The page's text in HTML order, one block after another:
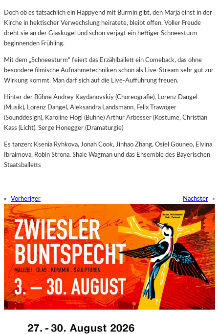
Doch ob es tatsächlich ein Happyend mit Burmin gibt, den Marja einst in der
Kirche in hektischer Verwechslung heiratete, bleibt offen. Voller Freude
dreht sie an der Glaskugel und schon verjagt ein heftiger Schneesturm
beginnenden Frühling.
Mit dem „Schneesturm“ feiert das Erzählballett ein Comeback, das ohne
besondere filmische Aufnahmetechniken schon als Live-Stream sehr gut zur
Wirkung kommt. Man darf sich auf die Live-Aufführung freuen.
Hinter der Bühne Andrey Kaydanovskiy (Choreografie), Lorenz Dangel
(Musik), Lorenz Dangel, Aleksandra Landsmann, Felix Trawöger
(Sounddesign), Karoline Hogl (Bühne) Arthur Arbesser (Kostüme, Christian
Kass (Licht), Serge Honegger (Dramaturgie)
Es tanzen: Ksenia Ryhkova, Jonah Cook, Jinhao Zhang, Osiel Gouneo, Elvina
Ibraimova, Robin Strona, Shale Wagman und das Ensemble des Bayerischen
Staatsballetts
« Vorheriger Nächster »